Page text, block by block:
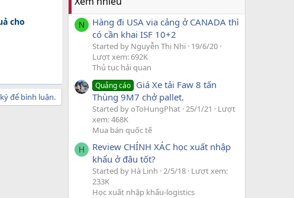
cho
để bình luận.
N
Hàng đi USA via cảng ở CANADA thì
có cần khai ISF 10+2
Started by Nguyễn Thị Nhi 19/6/20
Lượt xem: 692K
Thủ tục hải quan
Quảng cáo Giá Xe tải Faw 8 tấn
Thùng 9M7 chở pallet.
Started by oToHungPhat 25/1/21
Lượt
xem: 468K
Mua bán quốc tế
H
Review CHÍNH XÁC học xuất nhập
khẩu ở đâu tốt?
Started by Hà Linh 2/5/18 Lượt xem:
233K
Học xuất nhập khẩu-logistics